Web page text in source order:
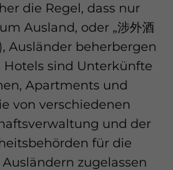
die Regel, dass nur
Ausland, oder „涉外酒
Ausländer beherbergen
Hotels sind Unterkünfte
Apartments und
von verschiedenen
und der
für die
zugelassen